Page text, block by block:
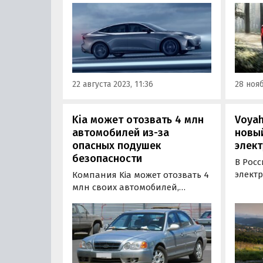
во второй раз за месяц. Две из
них подорожали только в
некоторых комплектациях, но в
целом рост цен составил от 20
до 30 тыс. рублей или 0,5-1,3%.
22 августа 2023, 11:36
сразу
310
28
Kia может отозвать 4 млн
автомобилей из-за
опасных подушек
безопасности
Компания Kia может отозвать 4
млн своих автомобилей,
безопасности ARC Automotive.
Как уточняет портал 110km.ru,
речь идет о «двух линейках
моделей, выпущенных в
В
к
Long